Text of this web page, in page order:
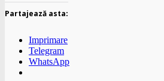
Partajează asta:
Imprimare
Telegram
WhatsApp